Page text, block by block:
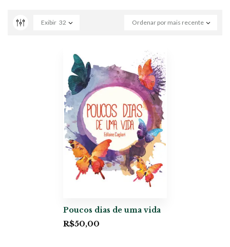
Ordenar por mais recente
Exibir 32
Poucos dias de uma vida
R$50,00